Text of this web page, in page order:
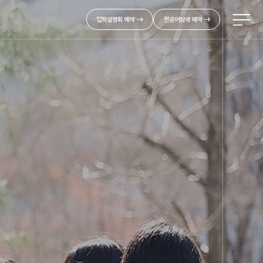
입학설명회 예약 전공어탐색 예약